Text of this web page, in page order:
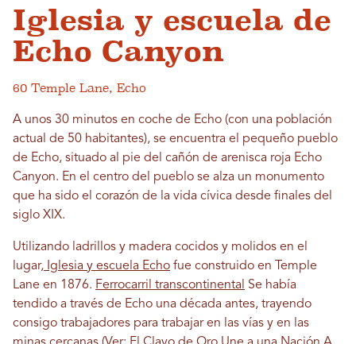
Iglesia y escuela de
Echo Canyon
60 Temple Lane, Echo
A unos 30 minutos en coche de Echo (con una población
actual de 50 habitantes), se encuentra el pequeño pueblo
de Echo, situado al pie del cañón de arenisca roja Echo
Canyon. En el centro del pueblo se alza un monumento
que ha sido el corazón de la vida cívica desde finales del
siglo XIX.
Utilizando ladrillos y madera cocidos y molidos en el
lugar, Iglesia y escuela Echo fue construido en Temple
Lane en 1876. Ferrocarril transcontinental
Se había
tendido a través de Echo una década antes, trayendo
consigo trabajadores para trabajar en las vías y en las